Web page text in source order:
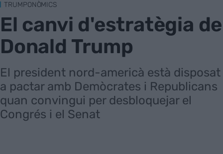
TRUMPONÒMICS
El canvi d'estratègia de
Donald Trump
El president nord-americà està disposat
a pactar amb Demòcrates i Republicans
quan convingui per desbloquejar el
Congrés i el Senat